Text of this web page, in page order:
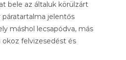
bele az általuk körülzárt
páratartalma jelentős
máshol lecsapódva, más
felvizesedést és